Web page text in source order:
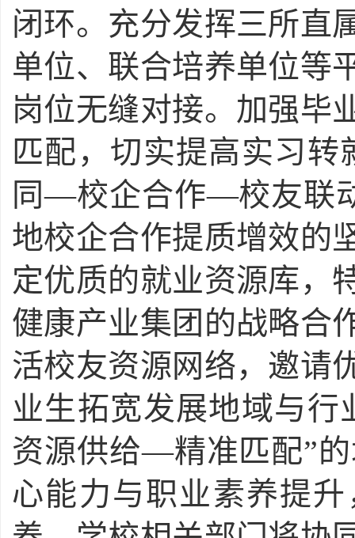
闭环。充分发挥三所直
单位、联合培养单位等
岗位无缝对接。加强毕
匹配，切实提高实习
同—校企合作—校友联
地校企合作提质增效的
定优质的就业资源库，
健康产业集团的战略合
活校友资源网络，邀请
业生拓宽发展地域与
资源供给—精准匹配”
心能力与职业素养提